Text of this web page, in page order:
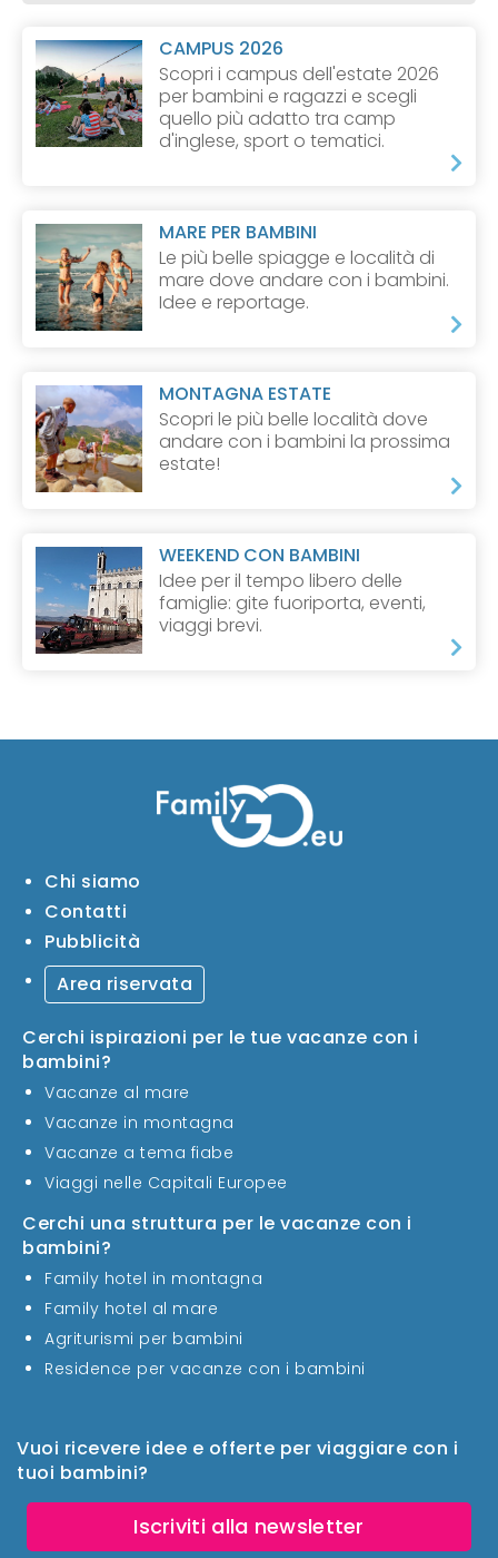
CAMPUS 2026
Scopri i campus dell'estate 2026
per bambini e ragazzi e scegli
quello più adatto tra camp
d'inglese, sport o tematici.
MARE PER BAMBINI
Le più belle spiagge e località di
mare dove andare con i bambini.
Idee e reportage.
MONTAGNA ESTATE
Scopri le più belle località dove
andare con i bambini la prossima
estate!
WEEKEND CON BAMBINI
Idee per il tempo libero delle
famiglie: gite fuoriporta, eventi,
viaggi brevi.
Vuoi ricevere idee e offerte per viaggiare con i
tuoi bambini?
Iscriviti alla newsletter
Chi siamo
Contatti
Pubblicità
Area riservata
Cerchi ispirazioni per le tue vacanze con i
bambini?
Vacanze al mare
Vacanze in montagna
Vacanze a tema fiabe
Viaggi nelle Capitali Europee
Cerchi una struttura per le vacanze con i
bambini?
Family hotel in montagna
Family hotel al mare
Agriturismi per bambini
Residence per vacanze con i bambini